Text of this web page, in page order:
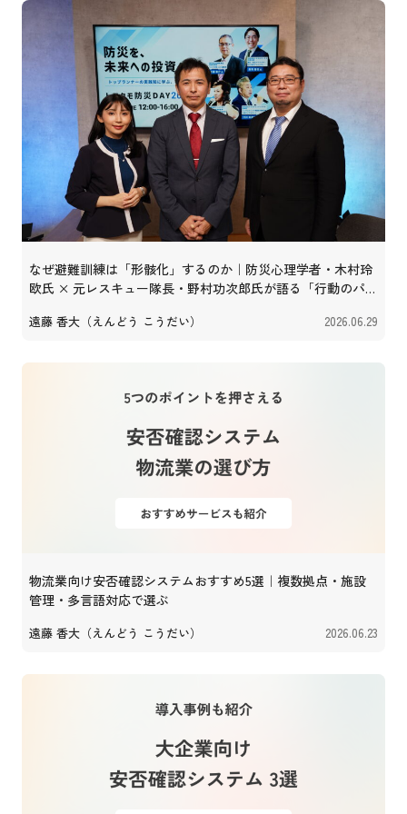
なぜ避難訓練は「形骸化」するのか｜防災心理学者・木村玲
欧氏 × 元レスキュー隊長・野村功次郎氏が語る「行動のパッ
遠藤 香大（えんどう こうだい） 2026.06.29
物流業向け安否確認システムおすすめ5選｜複数拠点・施設
管理・多言語対応で選ぶ
遠藤 香大（えんどう こうだい） 2026.06.23